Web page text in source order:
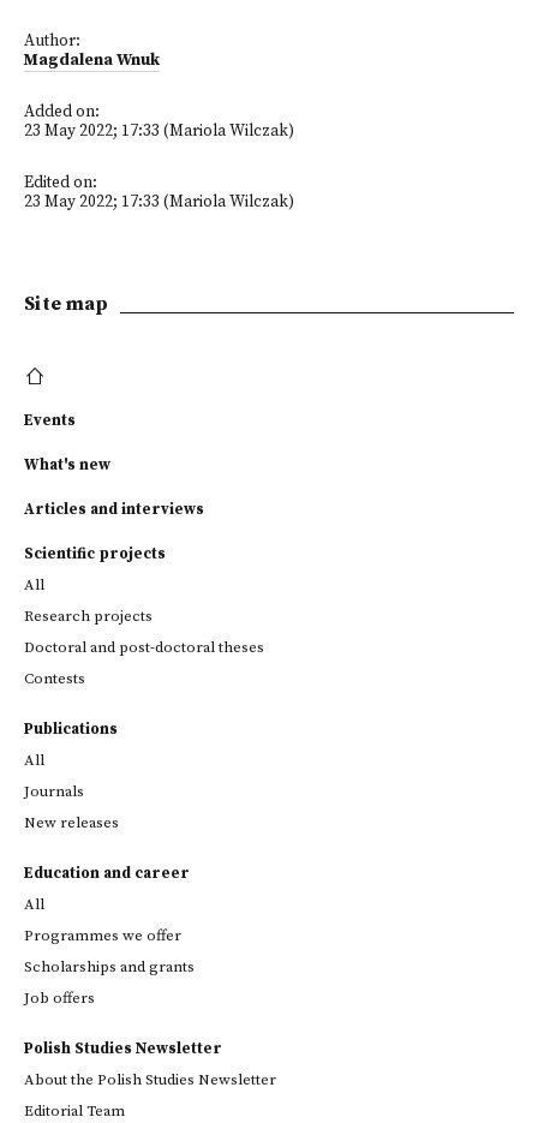
Author:
Magdalena Wnuk
Added on:
23 May 2022; 17:33 (Mariola Wilczak)
Edited on:
23 May 2022; 17:33 (Mariola Wilczak)
Site map
Events
What's new
Articles and interviews
Scientific projects
All
Research projects
Doctoral and post-doctoral theses
Contests
Publications
All
Journals
New releases
Education and career
All
Programmes we offer
Scholarships and grants
Job offers
Polish Studies Newsletter
About the Polish Studies Newsletter
Editorial Team